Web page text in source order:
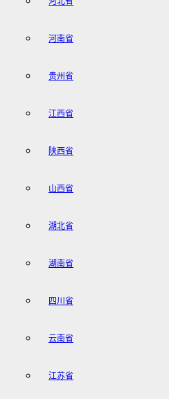
河南省
贵州省
江西省
陕西省
山西省
湖北省
湖南省
四川省
云南省
江苏省